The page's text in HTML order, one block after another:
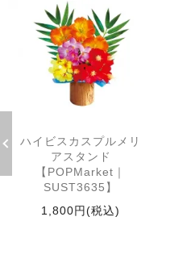
ハイビスカスプルメリ
アスタンド
【POPMarket｜
SUST3635】
1,800円(税込)